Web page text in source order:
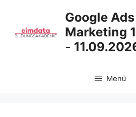
springen
Google
Marketing
-
Menü